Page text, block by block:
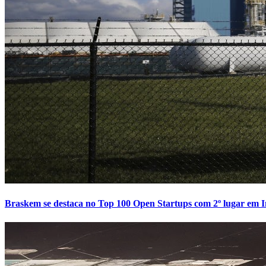
Braskem se destaca no Top 100 Open Startups com 2º lugar em